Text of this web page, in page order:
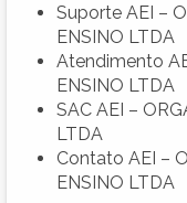
Suporte AEI –
ENSINO LTDA
Atendimento
ENSINO LTDA
SAC AEI –
LTDA
Contato AEI –
ENSINO LTDA